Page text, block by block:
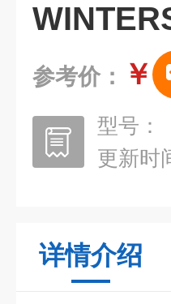
参考价： ￥
型号：
更新时
详情介绍